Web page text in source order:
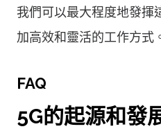
我們可以最大程度地發揮
加高效和靈活的工作方式
FAQ
5G的起源和發